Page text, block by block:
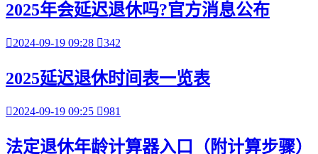
2025年会延迟退休吗?官方消息公布
2024-09-19 09:28 342
2025延迟退休时间表一览表
2024-09-19 09:25 981
法定退休年龄计算器入口（附计算步骤）